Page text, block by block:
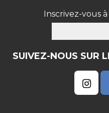
Inscrivez-vous
SUIVEZ-NOUS SUR